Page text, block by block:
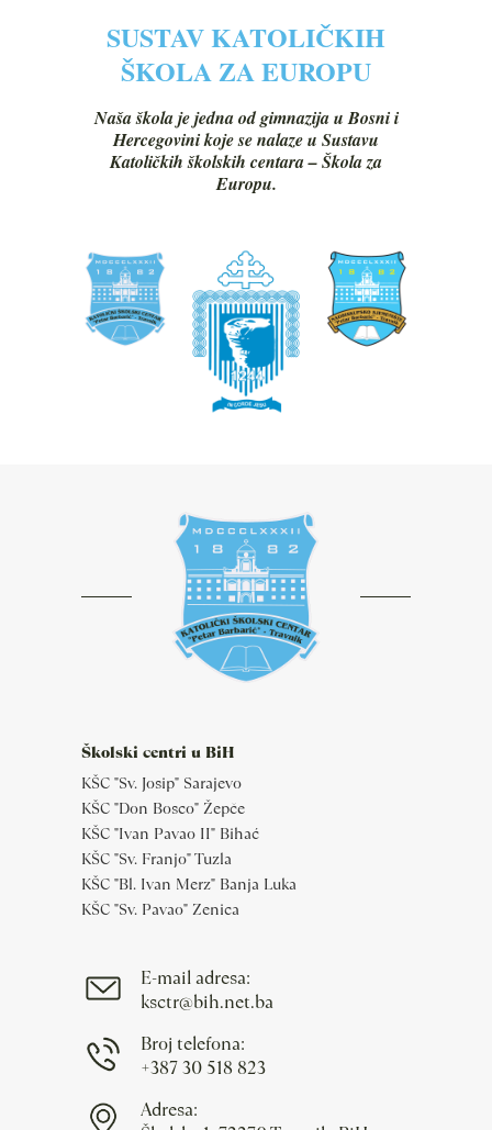
SUSTAV KATOLIČKIH
ŠKOLA ZA EUROPU
Naša škola je jedna od gimnazija u Bosni i
Hercegovini koje se nalaze u Sustavu
Katoličkih školskih centara – Škola za
Europu.
Školski centri u BiH
KŠC "Sv. Josip" Sarajevo
KŠC "Don Bosco" Žepče
KŠC "Ivan Pavao II" Bihać
KŠC "Sv. Franjo" Tuzla
KŠC "Bl. Ivan Merz" Banja Luka
KŠC "Sv. Pavao" Zenica
E-mail adresa:
ksctr@bih.net.ba
Broj telefona:
+387 30 518 823
Adresa: